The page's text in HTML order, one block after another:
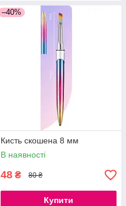
–40%
Кисть скошена 8 мм
В наявності
48 ₴ 80 ₴
Купити